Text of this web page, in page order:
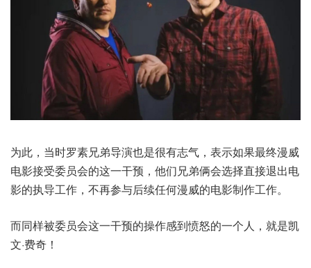
为此，当时罗素兄弟导演也是很有志气，表示如果最终漫威
电影接受委员会的这一干预，他们兄弟俩会选择直接退出电
影的执导工作，不再参与后续任何漫威的电影制作工作。
而同样被委员会这一干预的操作感到愤怒的一个人，就是凯
文·费奇！